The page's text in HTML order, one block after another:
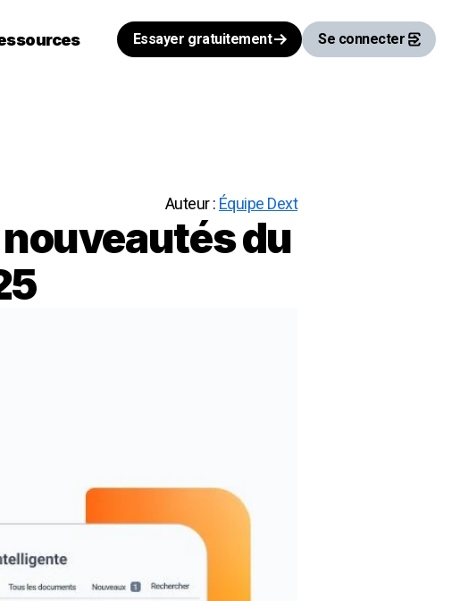
Essayer gratuitement Se connecter
Auteur : Équipe Dext
du